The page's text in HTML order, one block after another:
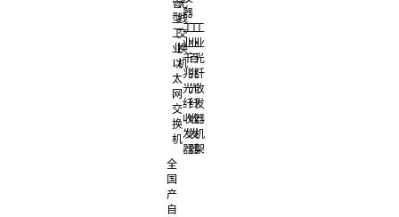
管
型
工
业
以
太
网
交
换
机
无
线
交
换
机
器
工
业
千
兆
光
纤
收
发
器
工
业
百
兆
光
纤
收
发
器
工
业
光
纤
收
发
器
机
架
全
国
产
自